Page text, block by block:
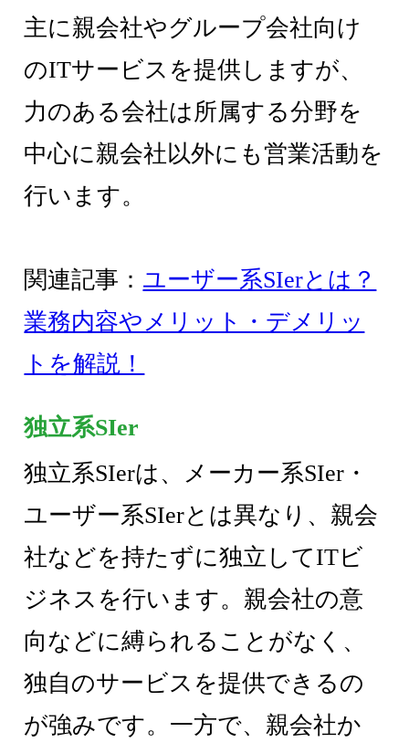
主に親会社やグループ会社向け
のITサービスを提供しますが、
力のある会社は所属する分野を
中心に親会社以外にも営業活動を
行います。
関連記事： ユーザー系SIerとは？
業務内容やメリット・デメリッ
トを解説！
独立系SIer
独立系SIerは、メーカー系SIer・
ユーザー系SIerとは異なり、親会
社などを持たずに独立してITビ
ジネスを行います。親会社の意
向などに縛られることがなく、
独自のサービスを提供できるの
が強みです。一方で、親会社か